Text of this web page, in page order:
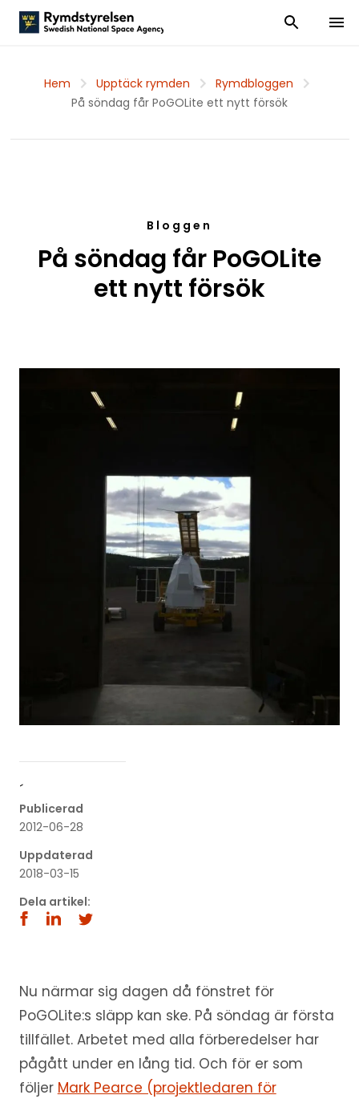
Visa och dölj
Visa
Hem Upptäck rymden
Rymdbloggen
På söndag får PoGOLite ett nytt försök
Bloggen
På söndag får PoGOLite
ett nytt försök
´
Publicerad
2012-06-28
Uppdaterad
2018-03-15
Dela artikel:
Nu närmar sig dagen då fönstret för
PoGOLite:s släpp kan ske. På söndag är första
tillfället. Arbetet med alla förberedelser har
pågått under en lång tid. Och för er som
följer Mark Pearce (projektledaren för